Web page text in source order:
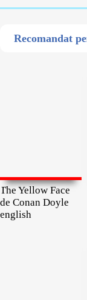
Recomandat
The Yellow Face
de Conan Doyle
english